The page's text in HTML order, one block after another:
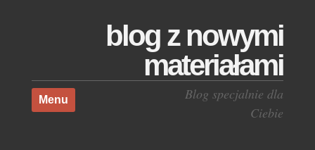
blog z nowymi
materiałami
Blog specjalnie dla
Ciebie
Menu
Skocz do treści